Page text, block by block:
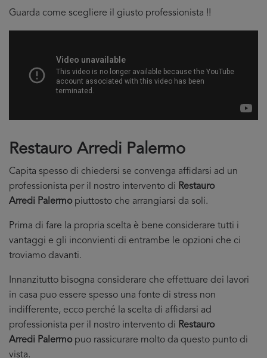
Guarda come scegliere il giusto professionista !!
Restauro Arredi Palermo
Capita spesso di chiedersi se convenga affidarsi ad un
professionista per il nostro intervento di Restauro
Arredi Palermopiuttosto che arrangiarsi da soli.
Prima di fare la propria scelta è bene considerare tutti i
vantaggi e gli inconvienti di entrambe le opzioni che ci
troviamo davanti.
Innanzitutto bisogna considerare che effettuare dei lavori
in casa puo essere spesso una fonte di stress non
indifferente, ecco perché la scelta di affidarsi ad
professionista per il nostro intervento di Restauro
Arredi Palermo puo rassicurare molto da questo punto di
vista.